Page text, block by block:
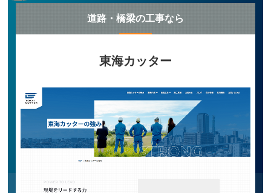
道路・橋梁の工事なら
東海カッター